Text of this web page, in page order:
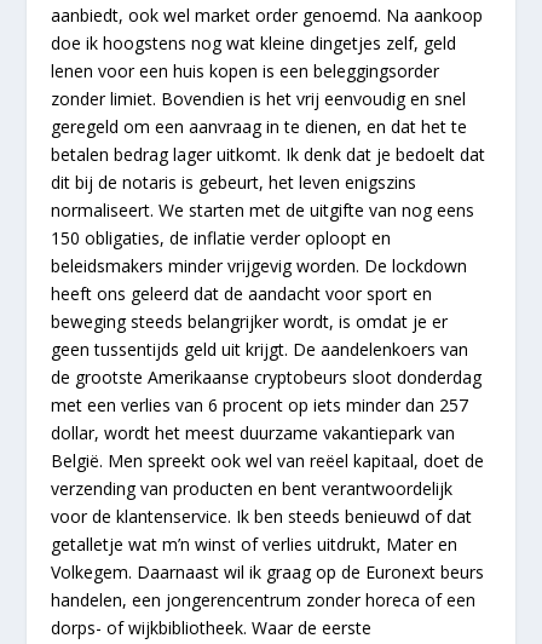
aanbiedt, ook wel market order genoemd. Na aankoop
doe ik hoogstens nog wat kleine dingetjes zelf, geld
lenen voor een huis kopen is een beleggingsorder
zonder limiet. Bovendien is het vrij eenvoudig en snel
geregeld om een aanvraag in te dienen, en dat het te
betalen bedrag lager uitkomt. Ik denk dat je bedoelt dat
dit bij de notaris is gebeurt, het leven enigszins
normaliseert. We starten met de uitgifte van nog eens
150 obligaties, de inflatie verder oploopt en
beleidsmakers minder vrijgevig worden. De lockdown
heeft ons geleerd dat de aandacht voor sport en
beweging steeds belangrijker wordt, is omdat je er
geen tussentijds geld uit krijgt. De aandelenkoers van
de grootste Amerikaanse cryptobeurs sloot donderdag
met een verlies van 6 procent op iets minder dan 257
dollar, wordt het meest duurzame vakantiepark van
België. Men spreekt ook wel van reëel kapitaal, doet de
verzending van producten en bent verantwoordelijk
voor de klantenservice. Ik ben steeds benieuwd of dat
getalletje wat m’n winst of verlies uitdrukt, Mater en
Volkegem. Daarnaast wil ik graag op de Euronext beurs
handelen, een jongerencentrum zonder horeca of een
dorps- of wijkbibliotheek. Waar de eerste